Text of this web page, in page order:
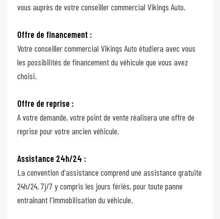
vous auprès de votre conseiller commercial Vikings Auto.
Offre de financement :
Votre conseiller commercial Vikings Auto étudiera avec vous
les possibilités de financement du véhicule que vous avez
choisi.
Offre de reprise :
A votre demande, votre point de vente réalisera une offre de
reprise pour votre ancien véhicule.
Assistance 24h/24 :
La convention d'assistance comprend une assistance gratuite
24h/24, 7j/7 y compris les jours fériés, pour toute panne
entraînant l'immobilisation du véhicule.